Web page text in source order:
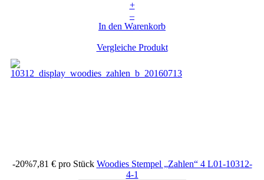
+
–
In den Warenkorb
Vergleiche Produkt
-20%7,81 € pro Stück Woodies Stempel „Zahlen“ 4 L01-10312-
4-1